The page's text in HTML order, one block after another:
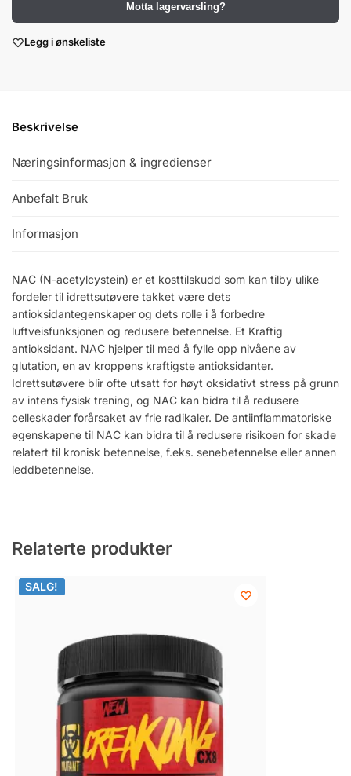
Motta lagervarsling?
Legg i ønskeliste
Beskrivelse
Næringsinformasjon & ingredienser
Anbefalt Bruk
Informasjon
NAC (N-acetylcystein) er et kosttilskudd som kan tilby ulike
fordeler til idrettsutøvere takket være dets
antioksidantegenskaper og dets rolle i å forbedre
luftveisfunksjonen og redusere betennelse. Et Kraftig
antioksidant. NAC hjelper til med å fylle opp nivåene av
glutation, en av kroppens kraftigste antioksidanter.
Idrettsutøvere blir ofte utsatt for høyt oksidativt stress på grunn
av intens fysisk trening, og NAC kan bidra til å redusere
celleskader forårsaket av frie radikaler. De antiinflammatoriske
egenskapene til NAC kan bidra til å redusere risikoen for skade
relatert til kronisk betennelse, f.eks. senebetennelse eller annen
leddbetennelse.
Relaterte produkter
SALG!
SALG!